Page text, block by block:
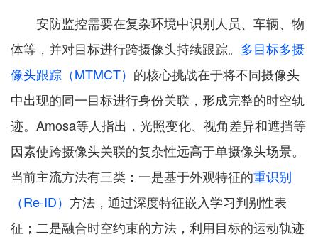
安防监控需要在复杂环境中识别人员、车辆、物
体等，并对目标进行跨摄像头持续跟踪。 多目标多摄
像头跟踪（MTMCT） 的核心挑战在于将不同摄像头
中出现的同一目标进行身份关联，形成完整的时空轨
迹。Amosa等人指出，光照变化、视角差异和遮挡等
因素使跨摄像头关联的复杂性远高于单摄像头场景。
当前主流方法有三类：一是基于外观特征的重识别
（Re-ID） 方法，通过深度特征嵌入学习判别性表
征；二是融合时空约束的方法，利用目标的运动轨迹